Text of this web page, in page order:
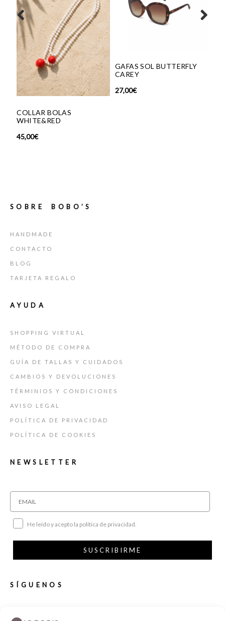
COLLAR BOLAS
WHITE&RED
45,00€
GAFAS SOL BUTTERFLY
CAREY
27,00€
SOBRE BOBO’S
HANDMADE
CONTACTO
BLOG
TARJETA REGALO
AYUDA
SHOPPING VIRTUAL
MÉTODO DE COMPRA
GUÍA DE TALLAS Y CUIDADOS
CAMBIOS Y DEVOLUCIONES
TÉRMINIOS Y CONDICIONES
AVISO LEGAL
POLÍTICA DE PRIVACIDAD
POLÍTICA DE COOKIES
NEWSLETTER
He leído y acepto la política de privacidad.
SUSCRIBIRME
SÍGUENOS